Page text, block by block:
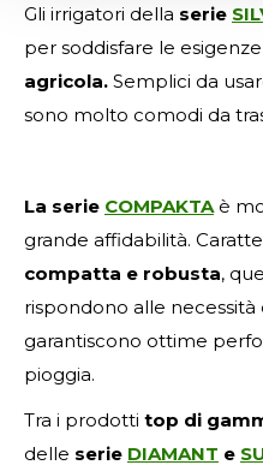
Gli irrigatori della serie
per soddisfare le
agricola. Semplici da
sono molto comodi da
La serie COMPAKTAè
grande affidabilità.
compatta e robusta,
rispondono alle necessità
garantiscono ottime
pioggia.
Tra i prodotti top di
delle serie DIAMANT e